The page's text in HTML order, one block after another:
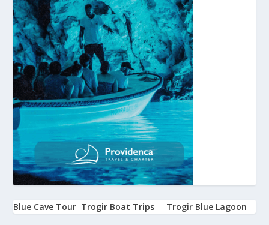
Blue Cave Tour Trogir Boat Trips Trogir Blue Lagoon